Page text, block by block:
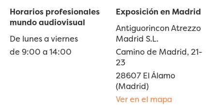
Horarios profesionales
mundo audiovisual
De lunes a viernes
de 9:00 a 14:00
Exposición en Madrid
Antiguorincon Atrezzo
Madrid S.L.
Camino de Madrid, 21-
23
28607 El Álamo
(Madrid)
Ver en el mapa